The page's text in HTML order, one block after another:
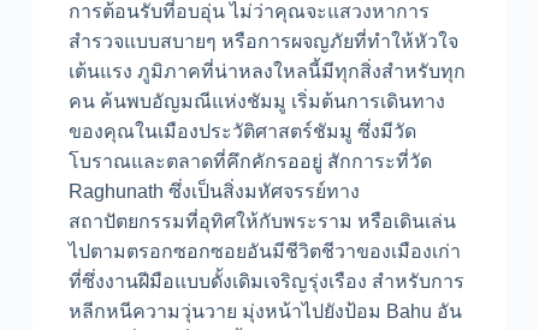
การต้อนรับที่อบอุ่น ไม่ว่าคุณจะแสวงหาการ
สำรวจแบบสบายๆ หรือการผจญภัยที่ทำให้หัวใจ
เต้นแรง ภูมิภาคที่น่าหลงใหลนี้มีทุกสิ่งสำหรับทุก
คน ค้นพบอัญมณีแห่งชัมมู เริ่มต้นการเดินทาง
ของคุณในเมืองประวัติศาสตร์ชัมมู ซึ่งมีวัด
โบราณและตลาดที่คึกคักรออยู่ สักการะที่วัด
Raghunath ซึ่งเป็นสิ่งมหัศจรรย์ทาง
สถาปัตยกรรมที่อุทิศให้กับพระราม หรือเดินเล่น
ไปตามตรอกซอกซอยอันมีชีวิตชีวาของเมืองเก่า
ที่ซึ่งงานฝีมือแบบดั้งเดิมเจริญรุ่งเรือง สำหรับการ
หลีกหนีความวุ่นวาย มุ่งหน้าไปยังป้อม Bahu อัน